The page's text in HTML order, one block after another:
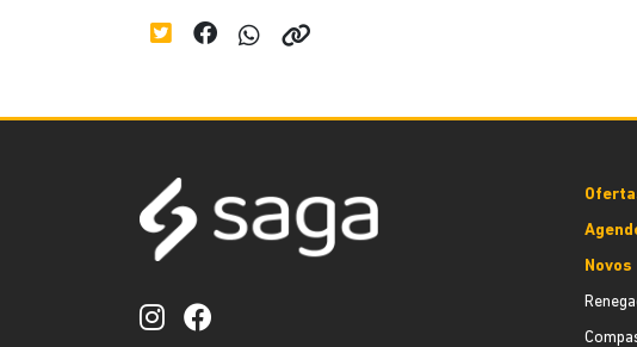
Novos